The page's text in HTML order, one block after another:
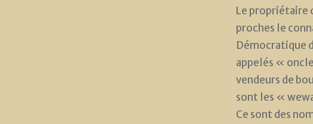
Le propriétaire
proches le
Démocratique
appelés «
vendeurs de
sont les «
Ce sont des